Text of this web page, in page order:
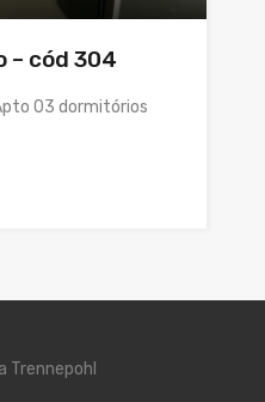
– cód 304
03 dormitórios
Trennepohl